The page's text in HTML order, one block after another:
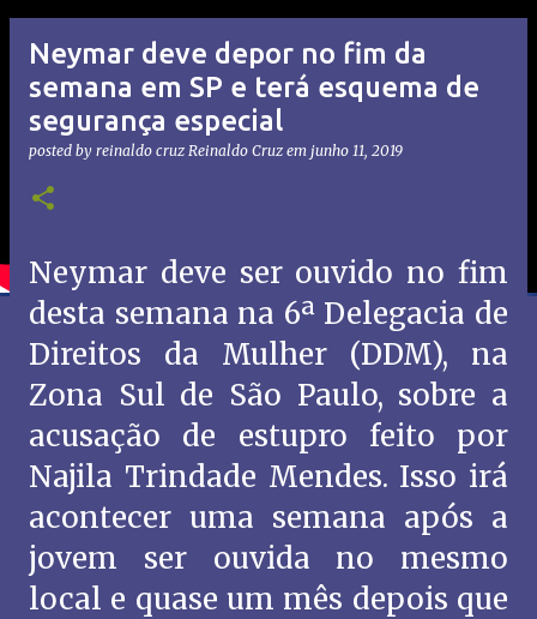
Neymar deve depor no fim da
semana em SP e terá esquema de
segurança especial
posted by reinaldo cruz Reinaldo Cruz em junho 11, 2019
Neymar deve ser ouvido no fim
desta semana na 6ª Delegacia de
Direitos da Mulher (DDM), na
Zona Sul de São Paulo, sobre a
acusação de estupro feito por
Najila Trindade Mendes. Isso irá
acontecer uma semana após a
jovem ser ouvida no mesmo
local e quase um mês depois que